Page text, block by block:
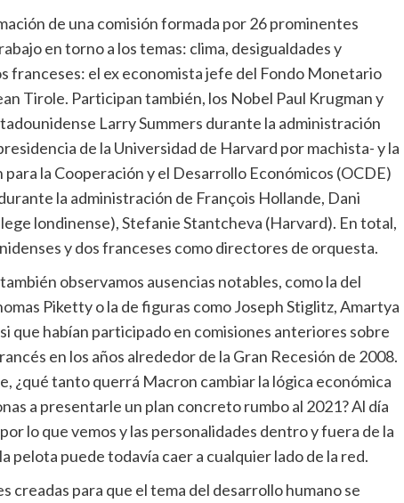
de una comisión formada por 26 prominentes
en torno a los temas: clima, desigualdades y
franceses: el ex economista jefe del Fondo Monetario
Tirole. Participan también, los Nobel Paul Krugman y
Larry Summers durante la administración
de la Universidad de Harvard por machista- y la
la Cooperación y el Desarrollo Económicos (OCDE)
la administración de François Hollande, Dani
londinense), Stefanie Stantcheva (Harvard). En total,
y dos franceses como directores de orquesta.
observamos ausencias notables, como la del
Piketty o la de figuras como Joseph Stiglitz, Amartya
que habían participado en comisiones anteriores sobre
en los años alrededor de la Gran Recesión de 2008.
¿qué tanto querrá Macron cambiar la lógica económica
a presentarle un plan concreto rumbo al 2021? Al día
lo que vemos y las personalidades dentro y fuera de la
pelota puede todavía caer a cualquier lado de la red.
para que el tema del desarrollo humano se